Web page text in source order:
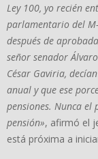
Ley 100, yo recién
parlamentario del
después de
señor senador
César Gaviria,
anual y que ese
pensiones. Nunca el
pensión», afirmó el
está próxima a